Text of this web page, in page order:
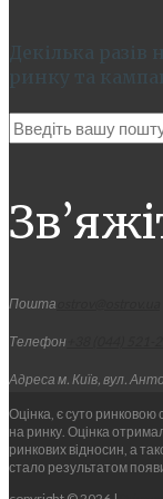
Декілька
ринку та
Пошта
Телефон
Адреса м. Київ, вул.
Оцінка, є суто
на ринку. Оцінка
ринкових відносин, а
стало результатом